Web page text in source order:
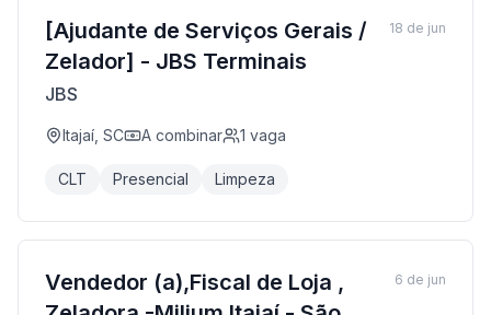
[Ajudante de Serviços Gerais /
Zelador] - JBS Terminais
JBS
Itajaí, SC A combinar 1 vaga
CLT Presencial Limpeza
18 de jun
Vendedor (a),Fiscal de Loja ,
6 de jun